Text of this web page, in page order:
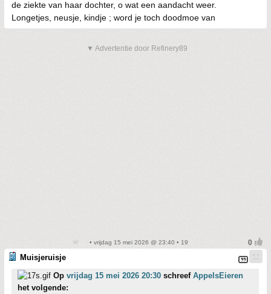
de ziekte van haar dochter, o wat een aandacht weer.
Longetjes, neusje, kindje ; word je toch doodmoe van
▼ Advertentie door Refinery89
• vrijdag 15 mei 2026 @ 23:40 • 19
Muisjeruisje
Op vrijdag 15 mei 2026 20:30 schreef AppelsEieren
het volgende: